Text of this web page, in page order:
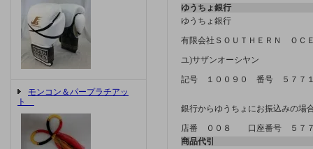
モンコン＆パープラチアッ
ト
ゆうちょ銀行
ゆうちょ銀行
有限会社ＳＯＵＴＨＥＲＮ ＯＣ
ユ)サザンオーシヤン
記号 １００９０ 番号 ５７７
銀行からゆうちょにお振込みの場
店番 ００８ 口座番号 ５７７
商品代引